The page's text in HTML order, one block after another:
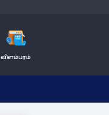
விளம்பரம்